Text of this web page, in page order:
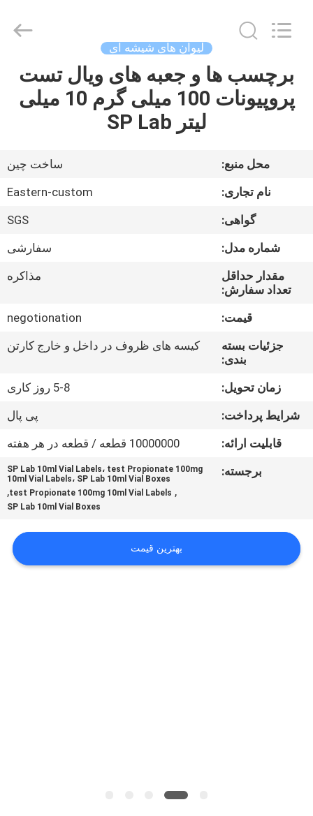
صفحه
اصلی
درباره
کارخانه
کیفیت
ما
تماس
موارد
Industry
لیوان های شیشه ای
برچسب ها و جعبه های ویال تست
پروپیونات 100 میلی گرم 10 میلی
لیتر SP Lab
محل منبع:
ساخت چین
نام تجاری:
Eastern-custom
گواهی:
SGS
شماره مدل:
سفارشی
مقدار حداقل
تعداد سفارش:
مذاکره
قیمت:
negotionation
جزئیات بسته
بندی:
کیسه های ظروف در داخل و خارج کارتن
زمان تحویل:
5-8 روز کاری
شرایط پرداخت:
پی پال
قابلیت ارائه:
10000000 قطعه / قطعه در هر هفته
برجسته:
SP Lab 10ml Vial Labels، test Propionate 100mg
10ml Vial Labels، SP Lab 10ml Vial Boxes
,
test Propionate 100mg 10ml Vial Labels
,
SP Lab 10ml Vial Boxes
بهترین قیمت